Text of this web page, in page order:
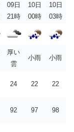
09日
21時
10日
00時
10日
03時
厚い
雲
小雨 小雨
24 22 22
92 97 98